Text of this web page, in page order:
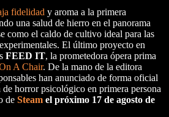
fidelidad y aroma a la primera
una salud de hierro en el panorama
como el caldo de cultivo ideal para las
El último proyecto en
FEED IT, la prometedora ópera prima
A Chair. De la mano de la editora
han anunciado de forma oficial
de horror psicológico en primera persona
de Steam el próximo 17 de agosto de